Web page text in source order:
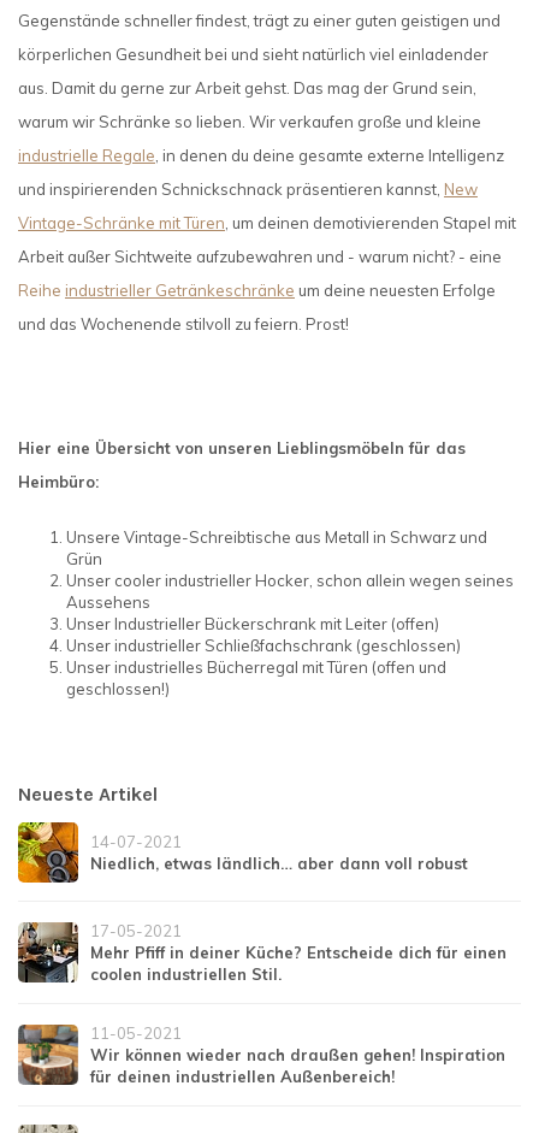
Gegenstände schneller findest, trägt zu einer guten geistigen und
körperlichen Gesundheit bei und sieht natürlich viel einladender
aus. Damit du gerne zur Arbeit gehst. Das mag der Grund sein,
warum wir Schränke so lieben. Wir verkaufen große und kleine
industrielle Regale , in denen du deine gesamte externe Intelligenz
und inspirierenden Schnickschnack präsentieren kannst, New
Vintage-Schränke mit Türen , um deinen demotivierenden Stapel mit
Arbeit außer Sichtweite aufzubewahren und - warum nicht? - eine
Reihe industrieller Getränkeschränke um deine neuesten Erfolge
und das Wochenende stilvoll zu feiern. Prost!
Hier eine Übersicht von unseren Lieblingsmöbeln für das
Heimbüro:
Unsere Vintage-Schreibtische aus Metall in Schwarz und
Grün
Unser cooler industrieller Hocker, schon allein wegen seines
Aussehens
Unser Industrieller Bückerschrank mit Leiter (offen)
Unser industrieller Schließfachschrank (geschlossen)
Unser industrielles Bücherregal mit Türen (offen und
geschlossen!)
Neueste Artikel
14-07-2021
Niedlich, etwas ländlich… aber dann voll robust
17-05-2021
Mehr Pfiff in deiner Küche? Entscheide dich für einen
coolen industriellen Stil.
11-05-2021
Wir können wieder nach draußen gehen! Inspiration
für deinen industriellen Außenbereich!